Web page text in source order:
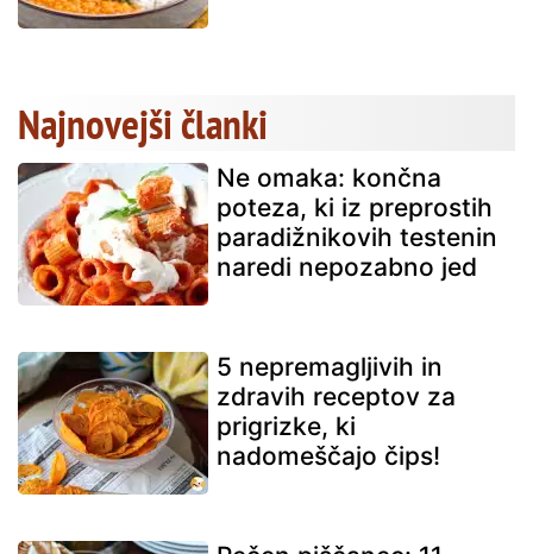
Najnovejši članki
Ne omaka: končna
poteza, ki iz preprostih
paradižnikovih testenin
naredi nepozabno jed
5 nepremagljivih in
zdravih receptov za
prigrizke, ki
nadomeščajo čips!